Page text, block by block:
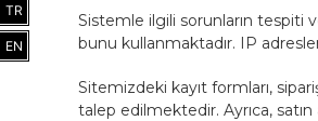
Sistemle ilgili sorunların tespiti
bunu kullanmaktadır. IP
Sitemizdeki kayıt formları,
talep edilmektedir. Ayrıca,
TR
EN